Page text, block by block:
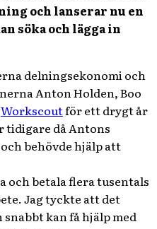
och lanserar nu en
söka och lägga in
delningsekonomi och
Anton Holden, Boo
Workscoutför ett drygt år
tidigare då Antons
behövde hjälp att
och betala flera tusentals
Jag tyckte att det
snabbt kan få hjälp med